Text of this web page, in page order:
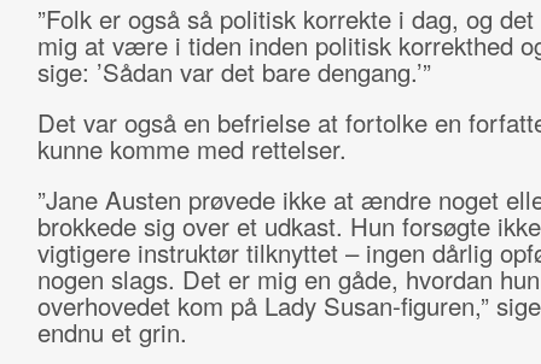
”Folk er også så politisk korrekte i dag, og
mig at være i tiden inden politisk korrekthed
sige: ’Sådan var det bare dengang.’”
Det var også en befrielse at fortolke en
kunne komme med rettelser.
”Jane Austen prøvede ikke at ændre noget
brokkede sig over et udkast. Hun forsøgte
vigtigere instruktør tilknyttet – ingen dårlig
nogen slags. Det er mig en gåde, hvordan hun
overhovedet kom på Lady Susan-figuren,”
endnu et grin.